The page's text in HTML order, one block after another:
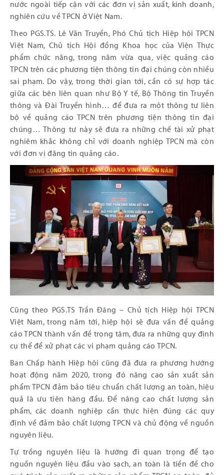
nước ngoài tiếp cận với các đơn vị sản xuất, kinh doanh,
nghiên cứu về TPCN ở Việt Nam.
Theo PGS.TS. Lê Văn Truyền, Phó Chủ tịch Hiệp hội TPCN
Việt Nam, Chủ tịch Hội đồng Khoa học của Viện Thực
phẩm chức năng, trong năm vừa qua, việc quảng cáo
TPCN trên các phương tiện thông tin đại chúng còn nhiều
sai phạm. Do vậy, trong thời gian tới, cần có sự hợp tác
giữa các bên liên quan như Bộ Y tế, Bộ Thông tin Truyền
thông và Đài Truyền hình… để đưa ra một thông tư liên
bộ về quảng cáo TPCN trên phương tiện thông tin đại
chúng… Thông tư này sẽ đưa ra những chế tài xử phạt
nghiêm khắc không chỉ với doanh nghiệp TPCN mà còn
với đơn vị đăng tin quảng cáo.
Cũng theo PGS.TS Trần Đáng – Chủ tịch Hiệp hội TPCN
Việt Nam, trong năm tới, hiệp hội sẽ đưa vấn đề quảng
cáo TPCN thành vấn đề trọng tâm, đưa ra những quy định
cụ thể để xử phạt các vi phạm quảng cáo TPCN.
Ban Chấp hành Hiệp hội cũng đã đưa ra phương hướng
hoạt động năm 2020, trong đó nâng cao sản xuất sản
phẩm TPCN đảm bảo tiêu chuẩn chất lượng an toàn, hiệu
quả là ưu tiên hàng đầu. Để nâng cao chất lượng sản
phẩm, các doanh nghiệp cần thực hiện đúng các quy
định về đảm bảo chất lượng TPCN và chủ động về nguồn
nguyên liệu.
Tự trồng nguyên liệu là hướng đi quan trọng để tạo
nguồn nguyên liệu đầu vào sạch, an toàn là tiền đề cho